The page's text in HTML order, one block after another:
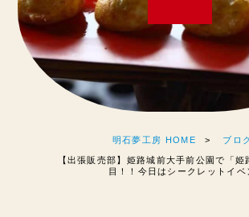
明石夢工房 HOME ブロ
【出張販売部】姫路城前大手前公園で「
目！！今日はシークレットイベ